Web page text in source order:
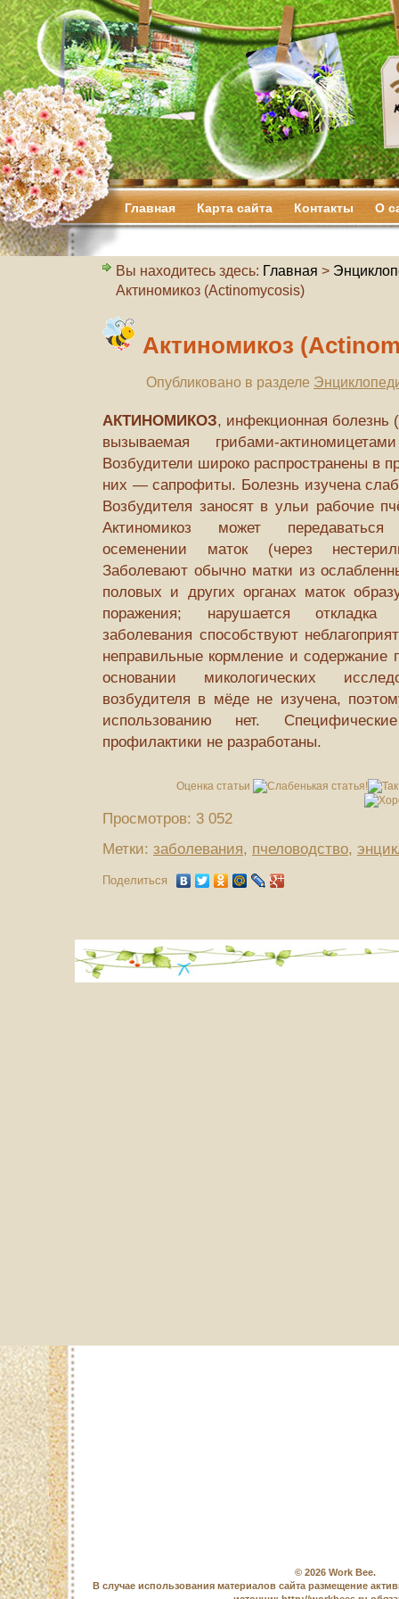
Главная Карта сайта Контакты О
Вы находитесь здесь: Главная >
Актиномикоз (Actinomycosis)
Актиномикоз
Опубликовано в разделе
АКТИНОМИКОЗ, инфекционная болезнь
вызываемая грибами-
Возбудители широко распространены в
них — сапрофиты. Болезнь изучена
Возбудителя заносят в ульи рабо­чие
Актиномикоз может
осеменении маток (через
Заболевают обычно матки из
половых и других органах маток
поражения; нарушается откладка
заболевания способствуют
неправильные кормление и содержание
основании микологических
возбудителя в мёде не изучена,
использованию нет.
профилактики не разрабо­таны.
Оценка статьи
Просмотров: 3 052
Метки: заболевания, пчеловодство,
Поделиться
© 2026 Work Bee.
В случае использования материалов сайта размещение